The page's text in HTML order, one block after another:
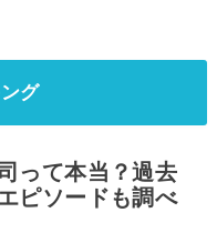
グ
って本当？過去
ピソードも調べ